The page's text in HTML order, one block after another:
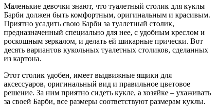
Маленькие девочки знают, что туалетный столик для куклы
Барби должен быть комфортным, оригинальным и красивым.
Приятно усадить свою Барби за туалетный столик,
предназначенный специально для нее, с удобным креслом и
роскошным зеркалом, и делать ей шикарные прически. Вот
десять вариантов кукольных туалетных столиков, сделанных
из картона.
Этот столик удобен, имеет выдвижные ящики для
аксессуаров, оригинальный вид и правильное цветовое
решение. За ним приятно сидеть кукле, а хозяйке – ухаживать
за своей Барби, все размеры соответствуют размерам куклы.